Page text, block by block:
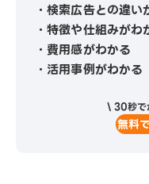
・検索広告との違い
・特徴や仕組みがわ
・費用感がわかる
・活用事例がわかる
\ 30秒で
無料